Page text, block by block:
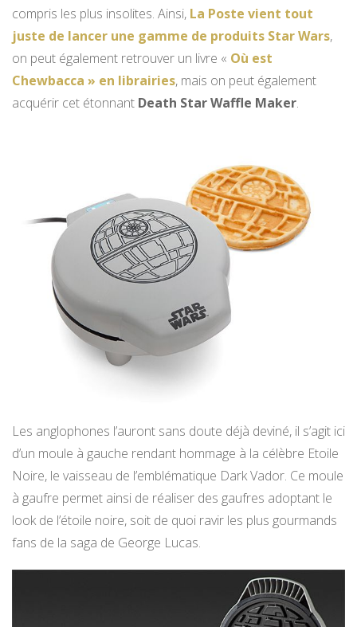
compris les plus insolites. Ainsi, La Poste vient tout
juste de lancer une gamme de produits Star Wars,
on peut également retrouver un livre « Où est
Chewbacca » en librairies, mais on peut également
acquérir cet étonnant Death Star Waffle Maker.
Les anglophones l’auront sans doute déjà deviné, il s’agit ici
d’un moule à gauche rendant hommage à la célèbre Etoile
Noire, le vaisseau de l’emblématique Dark Vador. Ce moule
à gaufre permet ainsi de réaliser des gaufres adoptant le
look de l’étoile noire, soit de quoi ravir les plus gourmands
fans de la saga de George Lucas.